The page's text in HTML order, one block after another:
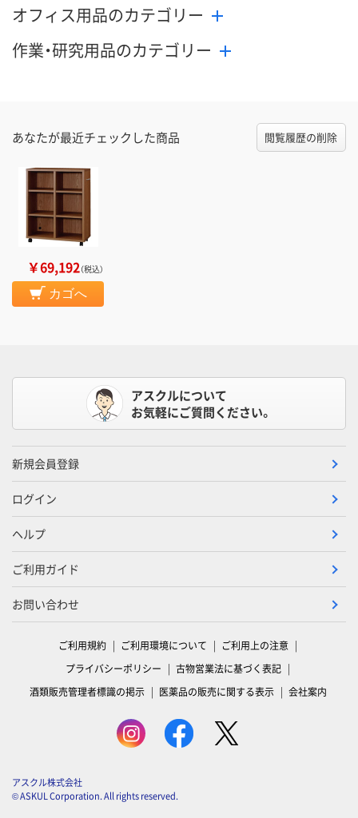
オフィス用品のカテゴリー
作業・研究用品のカテゴリー
あなたが最近チェックした商品 閲覧履歴の削除
￥69,192（税込）
カゴへ
アスクルについて
お気軽にご質問ください。
新規会員登録
ログイン
ヘルプ
ご利用ガイド
お問い合わせ
ご利用規約 ご利用環境について
ご利用上の注意
プライバシーポリシー
古物営業法に基づく表記
酒類販売管理者標識の掲示
医薬品の販売に関する表示 会社案内
アスクル株式会社
© ASKUL Corporation. All rights reserved.